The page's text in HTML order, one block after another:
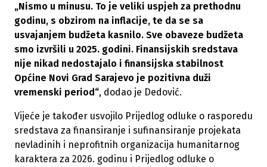
„Nismo u minusu. To je veliki uspjeh za prethodnu
godinu, s obzirom na inflacije, te da se sa
usvajanjem budžeta kasnilo. Sve obaveze budžeta
smo izvršili u 2025. godini. Finansijskih sredstava
nije nikad nedostajalo i finansijska stabilnost
Općine Novi Grad Sarajevo je pozitivna duži
vremenski period“, dodao je Dedović.
Vijeće je također usvojilo Prijedlog odluke o rasporedu
sredstava za finansiranje i sufinansiranje projekata
nevladinih i neprofitnih organizacija humanitarnog
karaktera za 2026. godinu i Prijedlog odluke o